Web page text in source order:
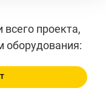
всего проекта,
оборудования: